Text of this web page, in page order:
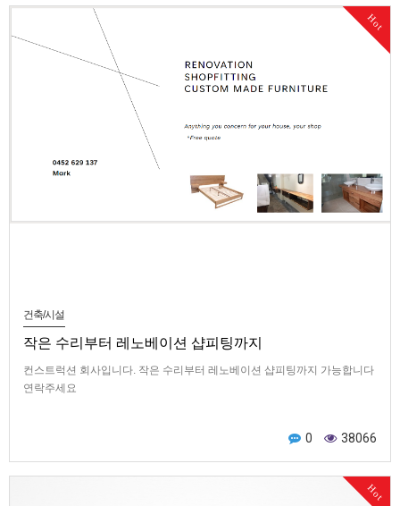
Hot
건축/시설
작은 수리부터 레노베이션 샵피팅까지
컨스트럭션 회사입니다. 작은 수리부터 레노베이션 샵피팅까지 가능합니다
연락주세요
0 38066
Hot